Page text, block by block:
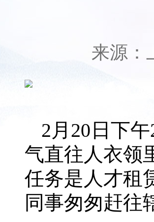
来源：
2月20日下
气直往人衣领
任务是人才租
同事匆匆赶往